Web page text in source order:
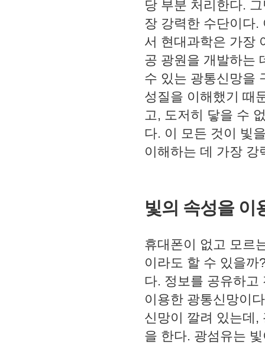
당 부분 처리한다.
장 강력한 수단이다.
서 현대과학은 가장
공 광원을 개발하는
수 있는 광통신망을
성질을 이해했기 때
고, 도저히 닿을 수
다. 이 모든 것이 빛
이해하는 데 가장 강
빛의 속성을 이
휴대폰이 없고 모르
이라도 할 수 있을까
다. 정보를 공유하고
이용한 광통신망이다
신망이 깔려 있는데 ,
을 한다. 광섬유는